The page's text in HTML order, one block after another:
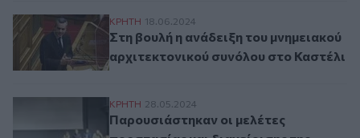
Στη βουλή η ανάδειξη του μνημειακού
ΚΡΗΤΗ 18.06.2024
Στη βουλή η ανάδειξη του μνημειακού
αρχιτεκτονικού συνόλου στο Καστέλι
Παρουσιάστηκαν οι μελέτες προστασίας
ΚΡΗΤΗ 28.05.2024
Παρουσιάστηκαν οι μελέτες